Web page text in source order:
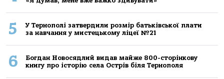
5
У Тернополі затвердили розмір батьківської плати
за навчання у мистецькому ліцеї №21
6
Богдан Новосядлий видав майже 800-сторінкову
книгу про історію села Острів біля Тернополя